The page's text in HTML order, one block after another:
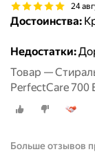
24
Достоинства:
Недостатки:
Товар —
PerfectCare 700
загрузка - 8/4 кг
Больше отзывов